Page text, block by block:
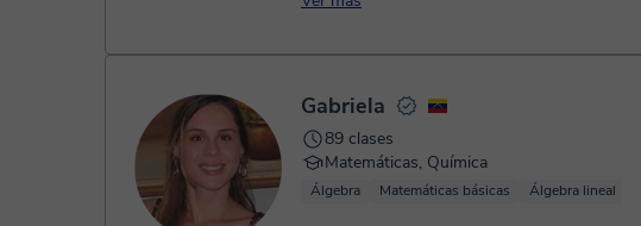
Gabriela
89 clases
Matemáticas, Química
Álgebra Matemáticas básicas Álgebra lineal